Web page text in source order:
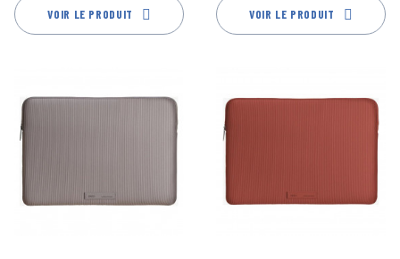
VOIR LE PRODUIT VOIR LE PRODUIT